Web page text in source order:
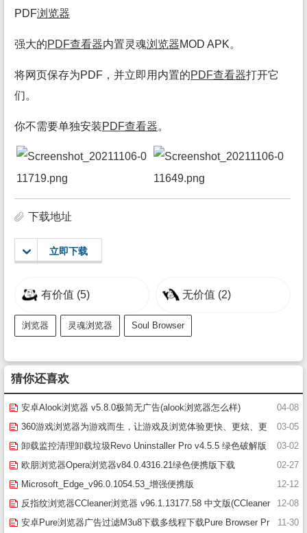
PDF浏览器
强大的PDF查看器内置灵魂浏览器MOD APK。
将网页保存为PDF，并立即用内置的PDF查看器打开它
们。
你不需要单独安装PDF查看器。
下载地址
立即下载
有价值 (5) 无价值 (2)
浏览器 灵魂浏览器 Soul Browser
猜你还喜欢
04-08
安卓Alook浏览器 v5.8.0极简无广告(alook浏览器怎么样)
03-05
360游戏浏览器为游戏而生，让游戏及浏览体验更快、更炫、更
专业
03-02
卸载监控清理卸载垃圾Revo Uninstaller Pro v4.5.5 绿色破解版
02-27
欧朋浏览器Opera浏览器v84.0.4316.21绿色便携版下载
12-12
Microsoft_Edge_v96.0.1054.53_增强便携版
12-08
反指纹浏览器CCleaner浏览器 v96.1.13177.58 中文版(CCleaner
Browser)
11-30
安卓Pure浏览器广告过滤M3u8下载多线程下载Pure Browser Pr